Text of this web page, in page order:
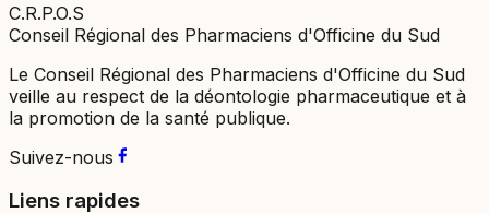
C.R.P.O.S
Conseil Régional des Pharmaciens d'Officine du Sud
Le Conseil Régional des Pharmaciens d'Officine du Sud
veille au respect de la déontologie pharmaceutique et à
la promotion de la santé publique.
Suivez-nous
Liens rapides